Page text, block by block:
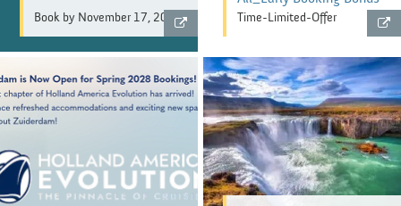
Book by November 17, 2026 Time-Limited-Offer